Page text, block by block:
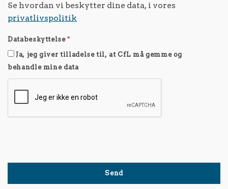
Se hvordan vi beskytter dine data, i vores
privatlivspolitik
Databeskyttelse*
Ja, jeg giver tilladelse til, at CfL må gemme og
behandle mine data